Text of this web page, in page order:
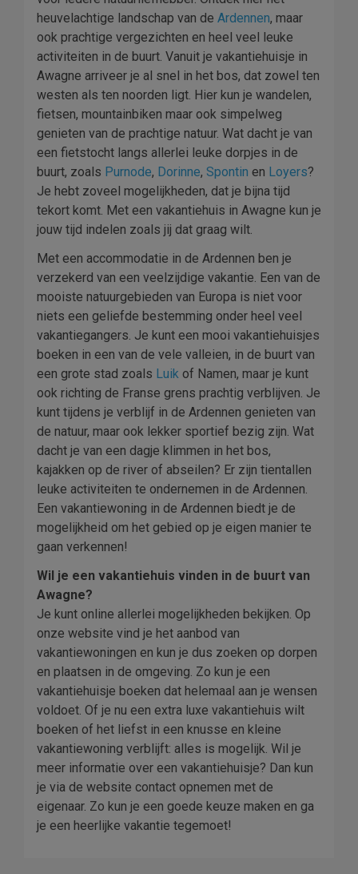
heuvelachtige landschap van de Ardennen, maar
ook prachtige vergezichten en heel veel leuke
activiteiten in de buurt. Vanuit je vakantiehuisje in
Awagne arriveer je al snel in het bos, dat zowel ten
westen als ten noorden ligt. Hier kun je wandelen,
fietsen, mountainbiken maar ook simpelweg
genieten van de prachtige natuur. Wat dacht je van
een fietstocht langs allerlei leuke dorpjes in de
buurt, zoals Purnode, Dorinne, Spontin en Loyers?
Je hebt zoveel mogelijkheden, dat je bijna tijd
tekort komt. Met een vakantiehuis in Awagne kun je
jouw tijd indelen zoals jij dat graag wilt.
Met een accommodatie in de Ardennen ben je
verzekerd van een veelzijdige vakantie. Een van de
mooiste natuurgebieden van Europa is niet voor
niets een geliefde bestemming onder heel veel
vakantiegangers. Je kunt een mooi vakantiehuisjes
boeken in een van de vele valleien, in de buurt van
een grote stad zoals Luik of Namen, maar je kunt
ook richting de Franse grens prachtig verblijven. Je
kunt tijdens je verblijf in de Ardennen genieten van
de natuur, maar ook lekker sportief bezig zijn. Wat
dacht je van een dagje klimmen in het bos,
kajakken op de river of abseilen? Er zijn tientallen
leuke activiteiten te ondernemen in de Ardennen.
Een vakantiewoning in de Ardennen biedt je de
mogelijkheid om het gebied op je eigen manier te
gaan verkennen!
Wil je een vakantiehuis vinden in de buurt van
Awagne?
Je kunt online allerlei mogelijkheden bekijken. Op
onze website vind je het aanbod van
vakantiewoningen en kun je dus zoeken op dorpen
en plaatsen in de omgeving. Zo kun je een
vakantiehuisje boeken dat helemaal aan je wensen
voldoet. Of je nu een extra luxe vakantiehuis wilt
boeken of het liefst in een knusse en kleine
vakantiewoning verblijft: alles is mogelijk. Wil je
meer informatie over een vakantiehuisje? Dan kun
je via de website contact opnemen met de
eigenaar. Zo kun je een goede keuze maken en ga
je een heerlijke vakantie tegemoet!